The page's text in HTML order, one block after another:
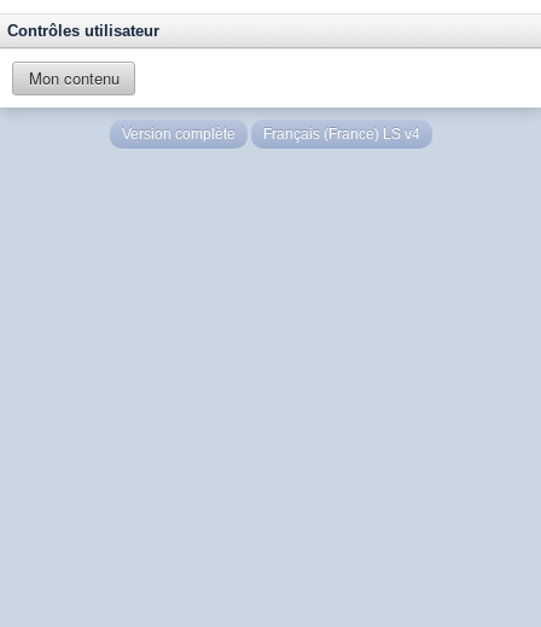
Contrôles utilisateur
Mon contenu
Version complète Français (France) LS v4